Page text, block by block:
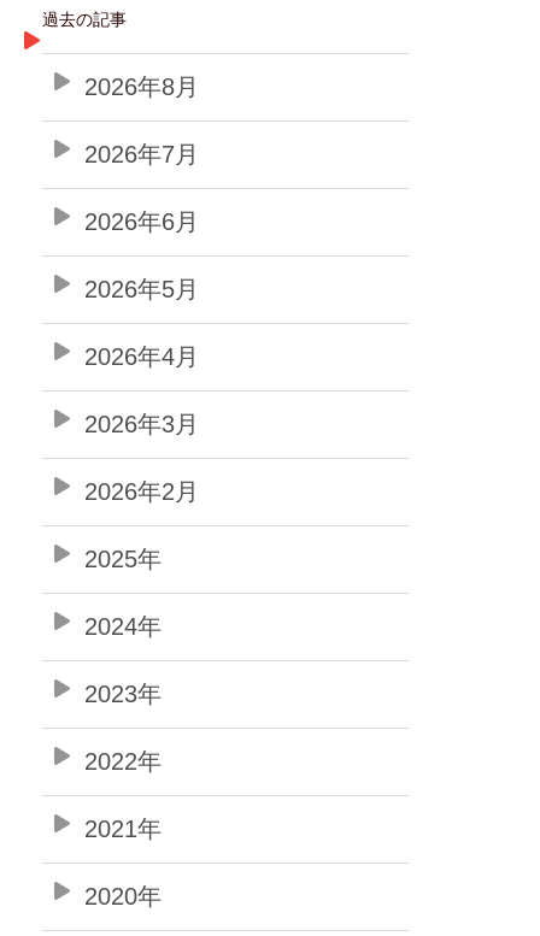
過去の記事
2026年8月
2026年7月
2026年6月
2026年5月
2026年4月
2026年3月
2026年2月
2025年
2024年
2023年
2022年
2021年
2020年